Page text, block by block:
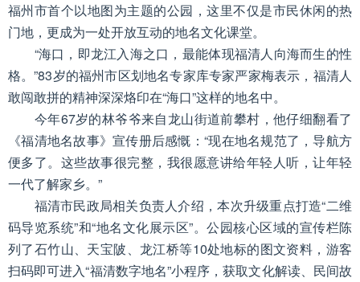
福州市首个以地图为主题的公园，这里不仅是市民休闲的热
门地，更成为一处开放互动的地名文化课堂。
“海口，即龙江入海之口，最能体现福清人向海而生的性
格。”83岁的福州市区划地名专家库专家严家梅表示，福清人
敢闯敢拼的精神深深烙印在“海口”这样的地名中。
今年67岁的林爷爷来自龙山街道前攀村，他仔细翻看了
《福清地名故事》宣传册后感慨：“现在地名规范了，导航方
便多了。这些故事很完整，我很愿意讲给年轻人听，让年轻
一代了解家乡。”
福清市民政局相关负责人介绍，本次升级重点打造“二维
码导览系统”和“地名文化展示区”。公园核心区域的宣传栏陈
列了石竹山、天宝陂、龙江桥等10处地标的图文资料，游客
扫码即可进入“福清数字地名”小程序，获取文化解读、民间故